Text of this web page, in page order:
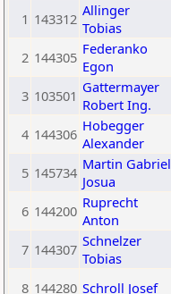
1 143312 Allinger
Tobias
2 144305 Federanko
Egon
3 103501 Gattermayer
Robert Ing.
4 144306 Hobegger
Alexander
5 145734 Martin Gabriel
Josua
6 144200 Ruprecht
Anton
7 144307 Schnelzer
Tobias
8 144280 Schroll Josef